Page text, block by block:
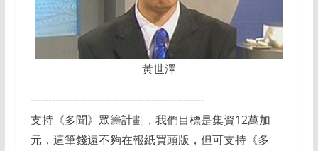
黃世澤
-------------------------------------------------
支持《多聞》眾籌計劃，我們目標是集資12萬加
元，這筆錢遠不夠在報紙買頭版，但可支持《多